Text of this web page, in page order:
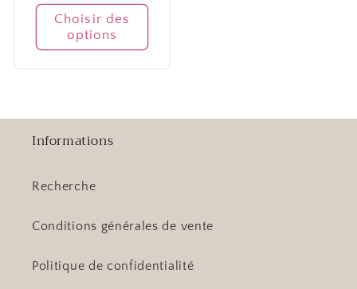
Choisir des
options
Informations
Recherche
Conditions générales de vente
Politique de confidentialité